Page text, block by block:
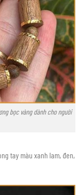
bọc vàng dành cho người
tay màu xanh lam, đen,